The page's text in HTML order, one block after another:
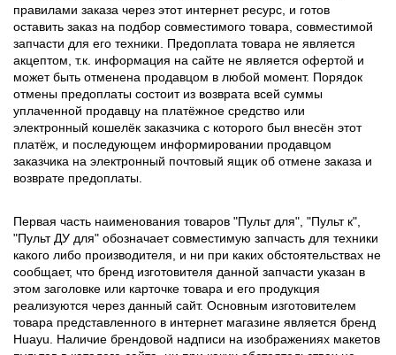
правилами заказа через этот интернет ресурс, и готов
оставить заказ на подбор совместимого товара, совместимой
запчасти для его техники. Предоплата товара не является
акцептом, т.к. информация на сайте не является офертой и
может быть отменена продавцом в любой момент. Порядок
отмены предоплаты состоит из возврата всей суммы
уплаченной продавцу на платёжное средство или
электронный кошелёк заказчика с которого был внесён этот
платёж, и последующем информировании продавцом
заказчика на электронный почтовый ящик об отмене заказа и
возврате предоплаты.
Первая часть наименования товаров "Пульт для", "Пульт к",
"Пульт ДУ для" обозначает совместимую запчасть для техники
какого либо производителя, и ни при каких обстоятельствах не
сообщает, что бренд изготовителя данной запчасти указан в
этом заголовке или карточке товара и его продукция
реализуются через данный сайт. Основным изготовителем
товара представленного в интернет магазине является бренд
Huayu. Наличие брендовой надписи на изображениях макетов